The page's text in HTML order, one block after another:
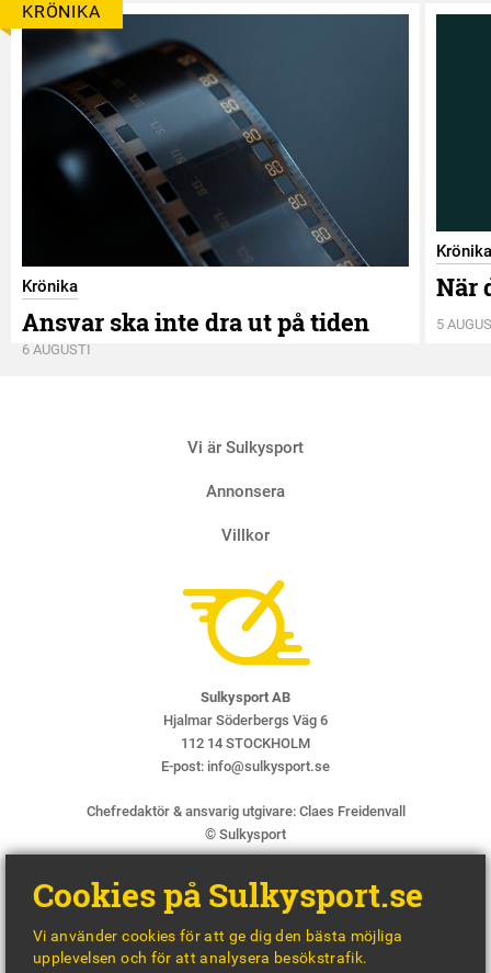
KRÖNIKA
Krönika
Ansvar ska inte dra ut på tiden
6 AUGUSTI
Krönika
När
5
Vi är Sulkysport
Annonsera
Villkor
Sulkysport AB
Hjalmar Söderbergs Väg 6
112 14 STOCKHOLM
E-post: info@sulkysport.se
Chefredaktör & ansvarig utgivare: Claes Freidenvall
© Sulkysport
Cookies på Sulkysport.se
Vi använder cookies för att ge dig den bästa möjliga
upplevelsen och för att analysera besökstrafik.